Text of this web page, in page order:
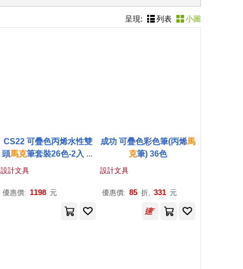
呈現: 列表 小圖
CS22 可疊色丙烯水性雙
頭馬克筆套裝26色-2入 嘟
設計文具
優惠價: 1198 元
成功 可疊色彩色筆(丙烯馬
克筆) 36色
設計文具
優惠價: 85 折, 331 元